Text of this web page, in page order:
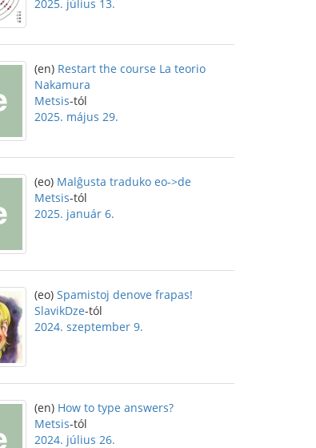
2025. július 13.
(en) Restart the course La teorio
Nakamura
Metsis-tól
2025. május 29.
(eo) Malĝusta traduko eo->de
Metsis-tól
2025. január 6.
(eo) Spamistoj denove frapas!
SlavikDze-tól
2024. szeptember 9.
(en) How to type answers?
Metsis-tól
2024. július 26.